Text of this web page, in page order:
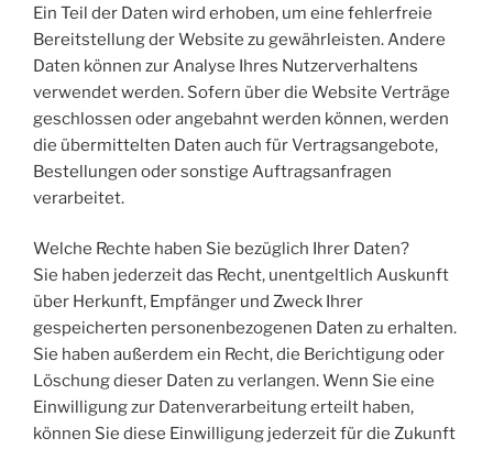
Ein Teil der Daten wird erhoben, um eine fehlerfreie
Bereitstellung der Website zu gewährleisten. Andere
Daten können zur Analyse Ihres Nutzerverhaltens
verwendet werden. Sofern über die Website Verträge
geschlossen oder angebahnt werden können, werden
die übermittelten Daten auch für Vertragsangebote,
Bestellungen oder sonstige Auftragsanfragen
verarbeitet.
Welche Rechte haben Sie bezüglich Ihrer Daten?
Sie haben jederzeit das Recht, unentgeltlich Auskunft
über Herkunft, Empfänger und Zweck Ihrer
gespeicherten personenbezogenen Daten zu erhalten.
Sie haben außerdem ein Recht, die Berichtigung oder
Löschung dieser Daten zu verlangen. Wenn Sie eine
Einwilligung zur Datenverarbeitung erteilt haben,
können Sie diese Einwilligung jederzeit für die Zukunft